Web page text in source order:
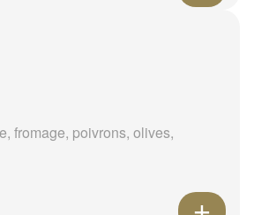
fromage, poivrons, olives,